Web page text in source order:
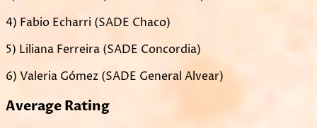
4) Fabio Echarri (SADE Chaco)
5) Liliana Ferreira (SADE Concordia)
6) Valeria Gómez (SADE General Alvear)
Average Rating